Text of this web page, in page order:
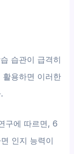
습관이 급격히
활용하면 이러한
구에 따르면, 6
인지 능력이